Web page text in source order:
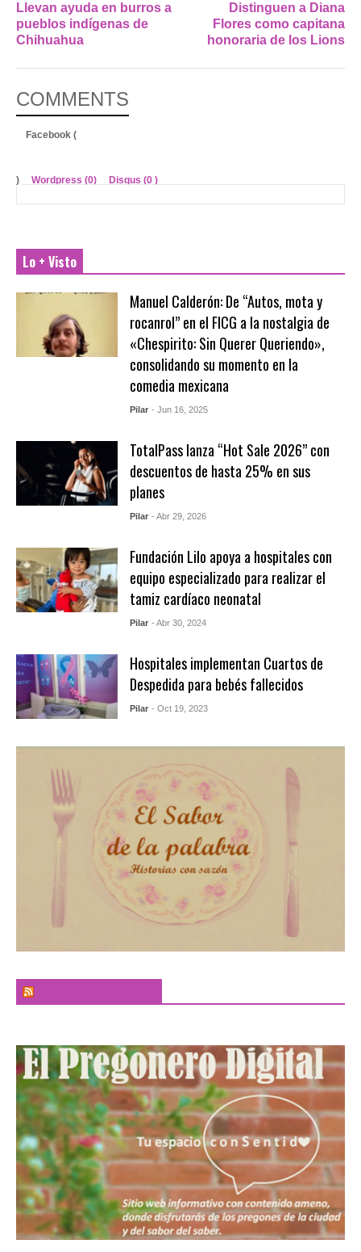
Llevan ayuda en burros a
pueblos indígenas de
Chihuahua
Distinguen a Diana
Flores como capitana
honoraria de los Lions
COMMENTS
Facebook (
) Wordpress (0) Disqus (0 )
Lo + Visto
Manuel Calderón: De “Autos, mota y
rocanrol” en el FICG a la nostalgia de
«Chespirito: Sin Querer Queriendo»,
consolidando su momento en la
comedia mexicana
Pilar - Jun 16, 2025
TotalPass lanza “Hot Sale 2026” con
descuentos de hasta 25% en sus
planes
Pilar - Abr 29, 2026
Fundación Lilo apoya a hospitales con
equipo especializado para realizar el
tamiz cardíaco neonatal
Pilar - Abr 30, 2024
Hospitales implementan Cuartos de
Despedida para bebés fallecidos
Pilar - Oct 19, 2023